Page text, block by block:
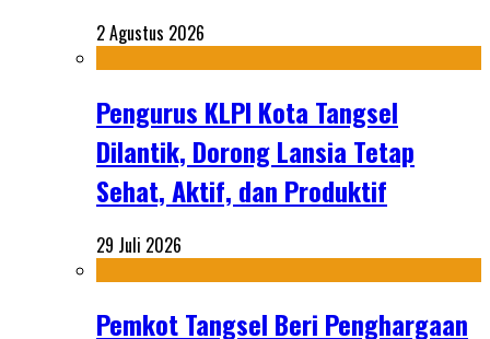
2 Agustus 2026
Pengurus KLPI Kota Tangsel
Dilantik, Dorong Lansia Tetap
Sehat, Aktif, dan Produktif
29 Juli 2026
Pemkot Tangsel Beri Penghargaan